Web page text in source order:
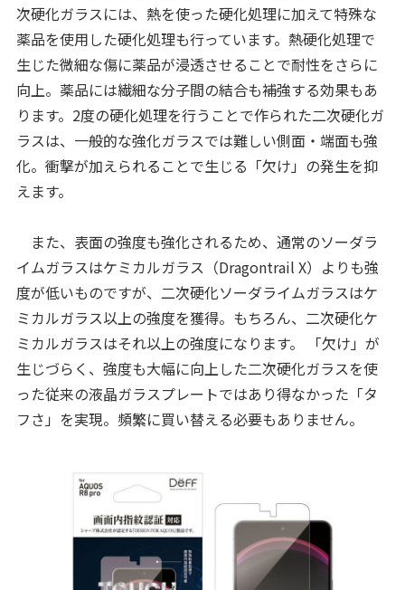
次硬化ガラスには、熱を使った硬化処理に加えて特殊な
薬品を使用した硬化処理も行っています。熱硬化処理で
生じた微細な傷に薬品が浸透させることで耐性をさらに
向上。薬品には繊細な分子間の結合も補強する効果もあ
ります。2度の硬化処理を行うことで作られた二次硬化ガ
ラスは、一般的な強化ガラスでは難しい側面・端面も強
化。衝撃が加えられることで生じる「欠け」の発生を抑
えます。
また、表面の強度も強化されるため、通常のソーダラ
イムガラスはケミカルガラス（Dragontrail X）よりも強
度が低いものですが、二次硬化ソーダライムガラスはケ
ミカルガラス以上の強度を獲得。もちろん、二次硬化ケ
ミカルガラスはそれ以上の強度になります。 「欠け」が
生じづらく、強度も大幅に向上した二次硬化ガラスを使
った従来の液晶ガラスプレートではあり得なかった「タ
フさ」を実現。頻繁に買い替える必要もありません。